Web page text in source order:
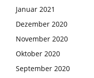
Januar 2021
Dezember 2020
November 2020
Oktober 2020
September 2020